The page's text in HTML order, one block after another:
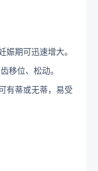
娠期可迅速增大。
移位、松动。
有蒂或无蒂，易受